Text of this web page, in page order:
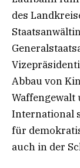
des
Abbau von
Waffengewalt
International
für
auch in der